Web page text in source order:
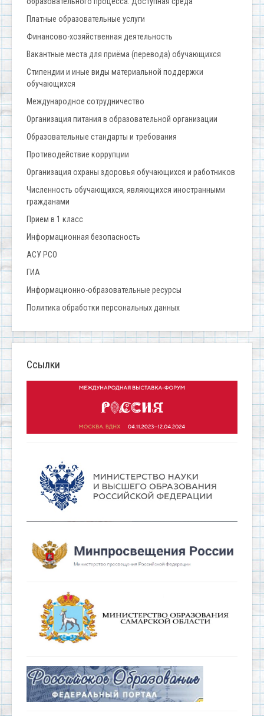
Платные образовательные услуги
Финансово-хозяйственная деятельность
Вакантные места для приёма (перевода) обучающихся
Стипендии и иные виды материальной поддержки
обучающихся
Международное сотрудничество
Организация питания в образовательной организации
Образовательные стандарты и требования
Противодействие коррупции
Организация охраны здоровья обучающихся и работников
Численность обучающихся, являющихся иностранными
гражданами
Прием в 1 класс
Информационная безопасность
АСУ РСО
ГИА
Информационно-образовательные ресурсы
Политика обработки персональных данных
Ссылки